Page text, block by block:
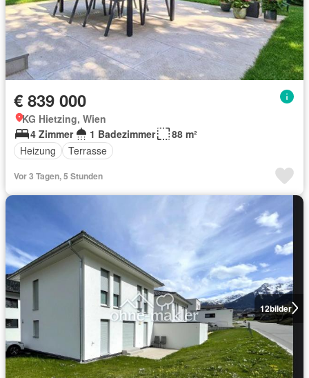
€ 839 000
KG Hietzing, Wien
4 Zimmer
1 Badezimmer
88 m²
Heizung
Terrasse
Vor 3 Tagen, 5 Stunden
12bilder